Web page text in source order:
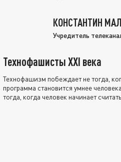
КОНСТАНТИН
Учредитель
Технофашисты XXI века
Технофашизм побеждает не тогда,
программа становится умнее
тогда, когда человек начинает